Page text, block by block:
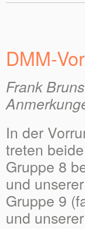
DMM-
Frank Bruns
In der
treten
Gruppe 8
und
Gruppe 9
und